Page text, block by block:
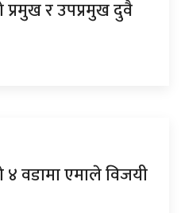
र उपप्रमुख दुवै
वडामा एमाले विजयी